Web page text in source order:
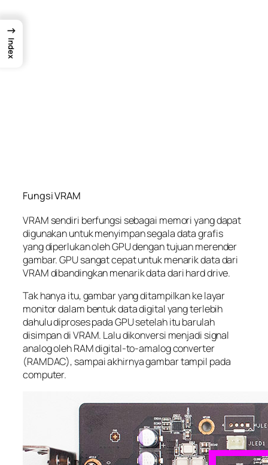
Fungsi VRAM
VRAM sendiri berfungsi sebagai memori yang dapat
digunakan untuk menyimpan segala data grafis
yang diperlukan oleh GPU dengan tujuan merender
gambar. GPU sangat cepat untuk menarik data dari
VRAM dibandingkan menarik data dari hard drive.
Tak hanya itu, gambar yang ditampilkan ke layar
monitor dalam bentuk data digital yang terlebih
dahulu diproses pada GPU setelah itu barulah
disimpan di VRAM. Lalu dikonversi menjadi signal
analog oleh RAM digital-to-amalog converter
(RAMDAC), sampai akhirnya gambar tampil pada
computer.
→
Index